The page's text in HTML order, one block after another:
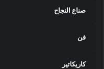
صناع النجاح
فن
كاريكاتير